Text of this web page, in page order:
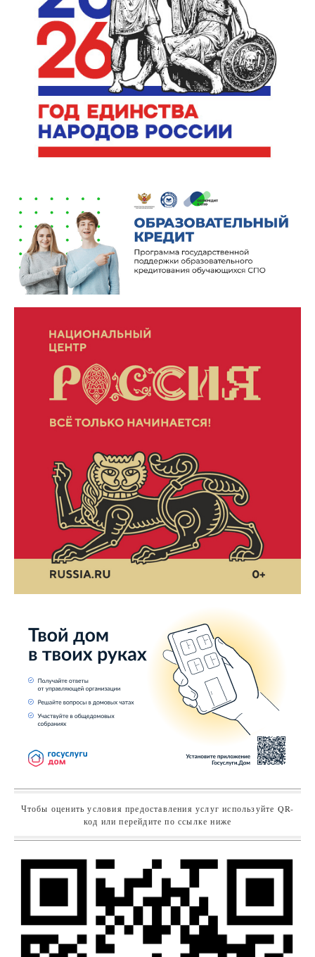
Чтобы оценить условия предоставления услуг используйте QR-
код или перейдите по ссылке ниже